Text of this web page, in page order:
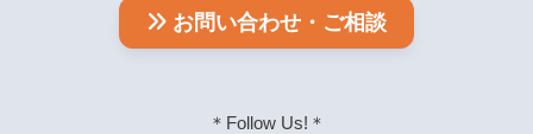
お問い合わせ・ご相談
＊Follow Us!＊